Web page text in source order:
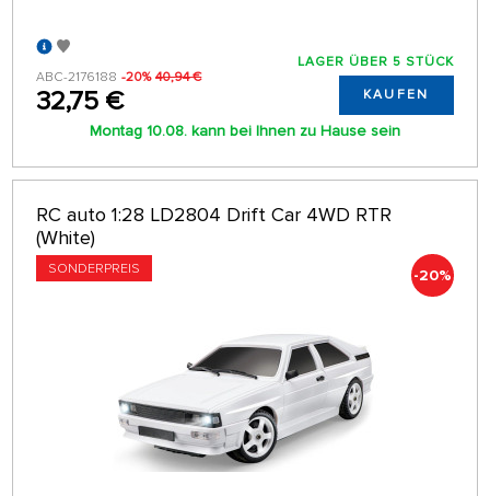
ABC-2176188 -20% 40,94 €
32,75 €
LAGER ÜBER 5 STÜCK
KAUFEN
Montag 10.08. kann bei Ihnen zu Hause sein
RC auto 1:28 LD2804 Drift Car 4WD RTR
(White)
SONDERPREIS -20%